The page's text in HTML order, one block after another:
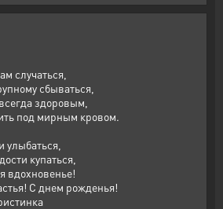
случаться,
сбываться,
здоровым,
под мирным кровом.
купаться,
вдохновенье!
С днем рожденья!